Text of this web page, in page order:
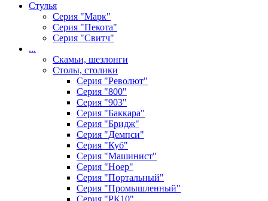
Стулья
Серия "Марк"
Серия "Пекота"
Серия "Свитч"
...
Скамьи, шезлонги
Столы, столики
Серия "Револют"
Серия "800"
Серия "903"
Серия "Баккара"
Серия "Бридж"
Серия "Демпси"
Серия "Куб"
Серия "Машинист"
Серия "Ноер"
Серия "Портальный"
Серия "Промышленный"
Серия "РК10"